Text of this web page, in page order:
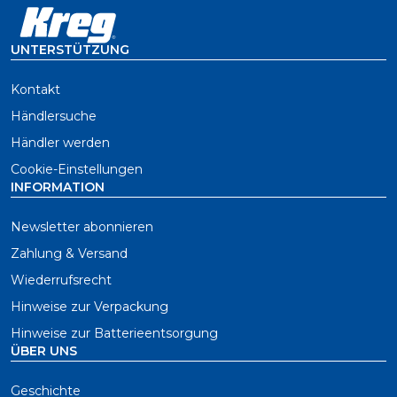
UNTERSTÜTZUNG
Kontakt
Händlersuche
Händler werden
Cookie-Einstellungen
INFORMATION
Newsletter abonnieren
Zahlung & Versand
Wiederrufsrecht
Hinweise zur Verpackung
Hinweise zur Batterieentsorgung
ÜBER UNS
Geschichte